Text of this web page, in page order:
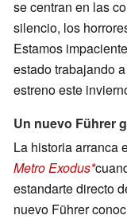
se centran en las
silencio, los
Estamos
estado trabajando
estreno este
Un nuevo Führer
La historia arranca
Metro Exodus
estandarte directo
nuevo Führer